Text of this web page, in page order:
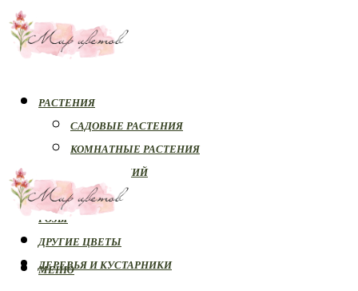
РАСТЕНИЯ
САДОВЫЕ РАСТЕНИЯ
КОМНАТНЫЕ РАСТЕНИЯ
БОЛЕЗНИ РАСТЕНИЙ
ОРХИДЕИ
РОЗЫ
ДРУГИЕ ЦВЕТЫ
ДЕРЕВЬЯ И КУСТАРНИКИ
МЕНЮ